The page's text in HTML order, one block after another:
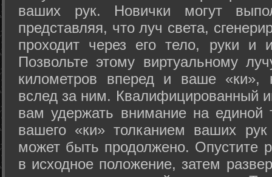
ваших рук. Новички могут
представляя, что луч света,
проходит через его тело, руки и
Позвольте этому виртуальному
километров вперед и ваше «ки»,
вслед за ним. Квалифицированный
вам удержать внимание на единой
вашего «ки» толканием ваших
может быть продолжено. Опустите
в исходное положение, затем